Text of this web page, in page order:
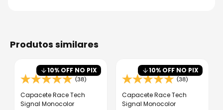
produtos similares
10% OFF NO PIX
(38)
Capacete Race Tech
Signal Monocolor
10% OFF NO PIX
(38)
Capacete Race Tech
Signal Monocolor